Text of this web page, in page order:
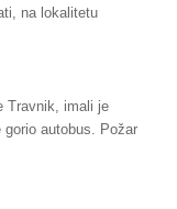
na lokalitetu
Travnik, imali je
autobus. Požar